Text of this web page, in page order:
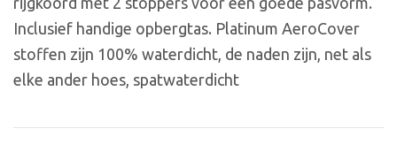
Inclusief handige opbergtas. Platinum AeroCover
stoffen zijn 100% waterdicht, de naden zijn, net als
elke ander hoes, spatwaterdicht